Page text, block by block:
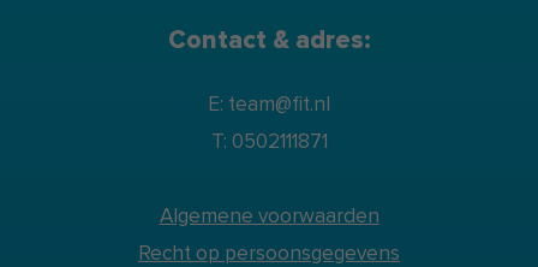
Contact & adres:
E: team@fit.nl
T: 0502111871
Algemene voorwaarden
Recht op persoonsgegevens